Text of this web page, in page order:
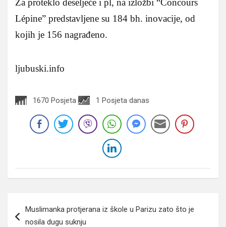
Lépine” predstavljene su 184 bh. inovacije, od
kojih je 156 nagrađeno.
ljubuski.info
1670 Posjeta 1 Posjeta danas
članaka
Muslimanka protjerana iz škole u Parizu zato što je
nosila dugu suknju